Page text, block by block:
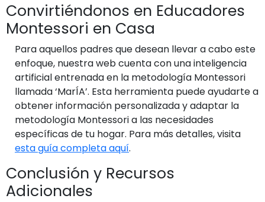
Convirtiéndonos en Educadores
Montessori en Casa
Para aquellos padres que desean llevar a cabo este
enfoque, nuestra web cuenta con una inteligencia
artificial entrenada en la metodología Montessori
llamada ‘MarÍA’. Esta herramienta puede ayudarte a
obtener información personalizada y adaptar la
metodología Montessori a las necesidades
específicas de tu hogar. Para más detalles, visita
esta guía completa aquí.
Conclusión y Recursos
Adicionales